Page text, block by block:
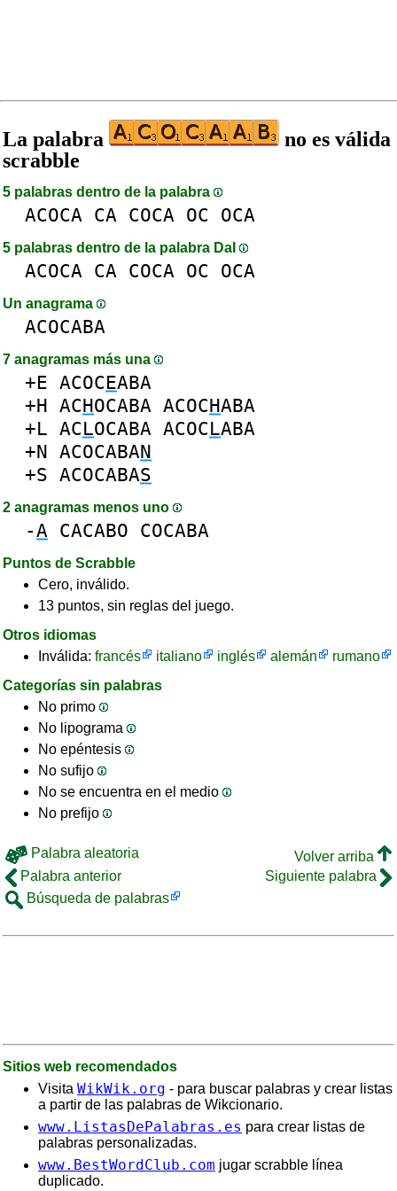
La palabra
no es válida
scrabble
5 palabras dentro de la palabra
ACOCA CA COCA OC OCA
5 palabras dentro de la palabra DaI
ACOCA CA COCA OC OCA
Un anagrama
ACOCABA
7 anagramas más una
+E ACOCEABA
+H ACHOCABA ACOCHABA
+L ACLOCABA ACOCLABA
+N ACOCABAN
+S ACOCABAS
2 anagramas menos uno
-A CACABO COCABA
Puntos de Scrabble
Cero, inválido.
13 puntos, sin reglas del juego.
Otros idiomas
Inválida: francés italiano inglés alemán
rumano
Categorías sin palabras
No primo
No lipograma
No epéntesis
No sufijo
No se encuentra en el medio
No prefijo
Palabra aleatoria
Volver arriba
Palabra anterior
Siguiente palabra
Búsqueda de palabras
Sitios web recomendados
Visita WikWik.org - para buscar palabras y crear listas
a partir de las palabras de Wikcionario.
www.ListasDePalabras.es para crear listas de
palabras personalizadas.
www.BestWordClub.com jugar scrabble línea
duplicado.